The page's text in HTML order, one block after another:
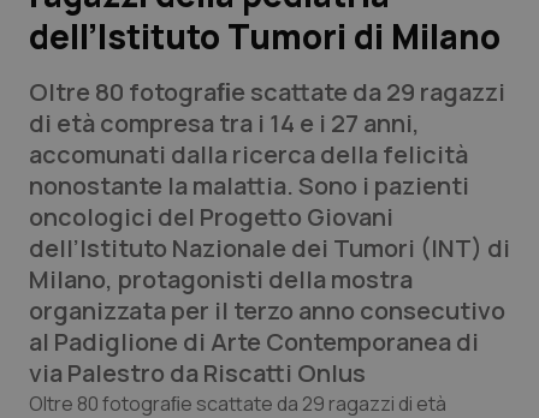
Studi e Analisi
Lettere al direttore
Edizioni Regionali
QS Pro
Professionisti Sanitari.AI
Abruzzo
Basilicata
QS Pro Gold
Artrite & artrosi
QS Club Newsletter
dell’Istituto Tumori di Milano
Oltre 80 fotograﬁe scattate da 29 ragazzi
di età compresa tra i 14 e i 27 anni,
accomunati dalla ricerca della felicità
nonostante la malattia. Sono i pazienti
oncologici del Progetto Giovani
dell’Istituto Nazionale dei Tumori (INT) di
Milano, protagonisti della mostra
organizzata per il terzo anno consecutivo
al Padiglione di Arte Contemporanea di
via Palestro da Riscatti Onlus
Oltre 80 fotograﬁe scattate da 29 ragazzi di età